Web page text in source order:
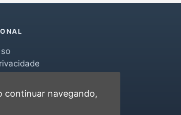
continuar navegando,